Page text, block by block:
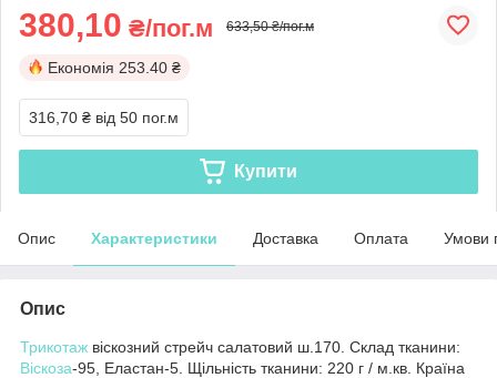
380,10 ₴/пог.м 633,50 ₴/пог.м
Економія 253.40 ₴
316,70 ₴ від 50 пог.м
Купити
Опис Характеристики Доставка Оплата Умови
Опис
Трикотаж віскозний стрейч салатовий ш.170. Склад тканини:
Віскоза-95, Еластан-5. Щільність тканини: 220 г / м.кв. Країна